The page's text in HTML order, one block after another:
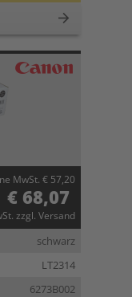
MwSt. € 57,20
€ 68,07
zzgl. Versand
schwarz
LT2314
6273B002